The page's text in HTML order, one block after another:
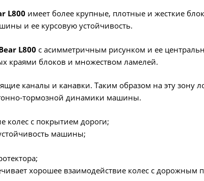
L800 имеет более крупные, плотные и жесткие
и ее курсовую устойчивость.
L800 с асимметричным рисунком и ее
краями блоков и множеством ламелей.
каналы и канавки. Таким образом на эту зону
тормозной динамики машины.
колес с покрытием дороги;
машины;
хорошее взаимодействие колес с